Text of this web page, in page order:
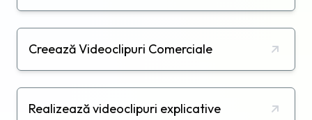
Creează Videoclipuri Comerciale
Realizează videoclipuri explicative